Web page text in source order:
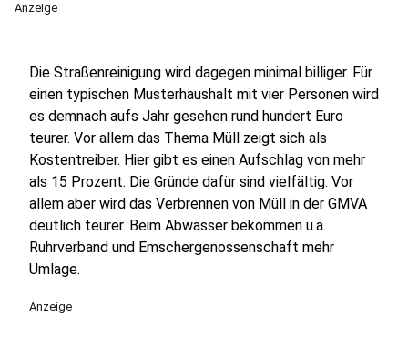
Anzeige
Die Straßenreinigung wird dagegen minimal billiger. Für
einen typischen Musterhaushalt mit vier Personen wird
es demnach aufs Jahr gesehen rund hundert Euro
teurer. Vor allem das Thema Müll zeigt sich als
Kostentreiber. Hier gibt es einen Aufschlag von mehr
als 15 Prozent. Die Gründe dafür sind vielfältig. Vor
allem aber wird das Verbrennen von Müll in der GMVA
deutlich teurer. Beim Abwasser bekommen u.a.
Ruhrverband und Emschergenossenschaft mehr
Umlage.
Anzeige